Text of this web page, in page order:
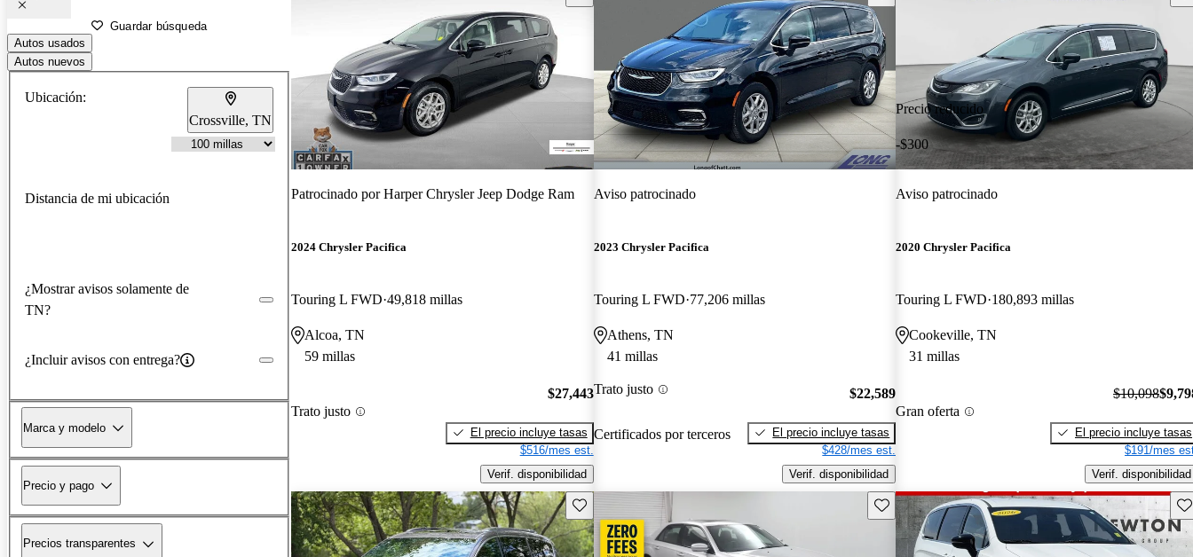
Guardar búsqueda
Autos usados
Autos nuevos
Ubicación:
Crossville, TN
Distancia de mi ubicación
¿Mostrar avisos solamente de
TN?
¿Incluir avisos con entrega?
Marca y modelo
Precio y pago
Precios transparentes
Patrocinado porHarper Chrysler Jeep Dodge Ram
2024 Chrysler Pacifica
Touring L FWD 49,818 millas
Alcoa, TN
59 millas
Trato justo
$27,443
El precio incluye tasas
$516/mes est.
Verif. disponibilidad
Aviso patrocinado
2023 Chrysler Pacifica
Touring L FWD 77,206 millas
Athens, TN
41 millas
Trato justo
Certificados por terceros
$22,589
El precio incluye tasas
$428/mes est.
Verif. disponibilidad
Precio reducido
-$300
Aviso patrocinado
2020 Chrysler Pacifica
Touring L FWD 180,893 millas
Cookeville, TN
31 millas
Gran oferta
$10,098
El precio incluye tasas
$191/mes
Verif. disponibilidad
Guarda este Aviso Guarda este Aviso